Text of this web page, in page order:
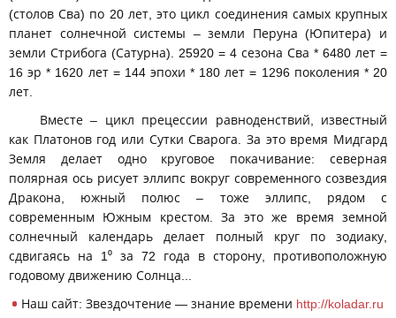
(столов Сва) по 20 лет, это цикл соединения самых крупных
планет солнечной системы – земли Перуна (Юпитера) и
земли Стрибога (Сатурна). 25920 = 4 сезона Сва * 6480 лет =
16 эр * 1620 лет = 144 эпохи * 180 лет = 1296 поколения * 20
лет.
Вместе – цикл прецессии равноденствий, известный
как Платонов год или Сутки Сварога. За это время Мидгард
Земля делает одно круговое покачивание: северная
полярная ось рисует эллипс вокруг современного созвездия
Дракона, южный полюс – тоже эллипс, рядом с
современным Южным крестом. За это же время земной
солнечный календарь делает полный круг по зодиаку,
сдвигаясь на 1⁰ за 72 года в сторону, противоположную
годовому движению Солнца...
Наш сайт: Звездочтение — знание времени http://koladar.ru